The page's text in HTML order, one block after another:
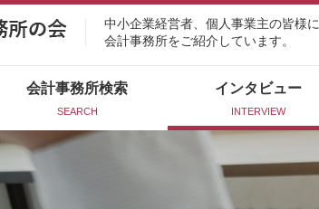
中小企業経営者、個人事業主の皆様に
会計事務所をご紹介しています。
会計事務所検索
SEARCH
インタビュー
INTERVIEW